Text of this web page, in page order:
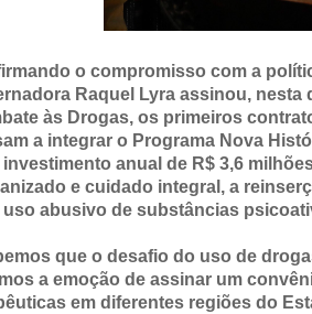
o compromisso com a
Raquel Lyra assinou, nesta
às Drogas, os primeiros
a integrar o Programa Nova
anual de R$ 3,6
e cuidado integral, a
uso abusivo de substâncias
que o desafio do uso de
a emoção de assinar um
em diferentes regiões do